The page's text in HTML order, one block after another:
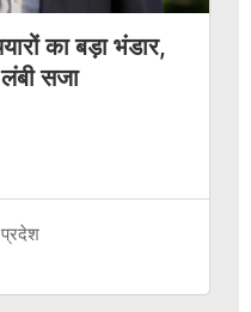
का बड़ा भंडार,
सजा